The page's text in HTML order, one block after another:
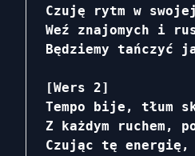
Czuję rytm w
Weź znajomych i
Będziemy
[Wers 2]
Tempo bije, tłum
Z każdym ruchem,
Czując tę